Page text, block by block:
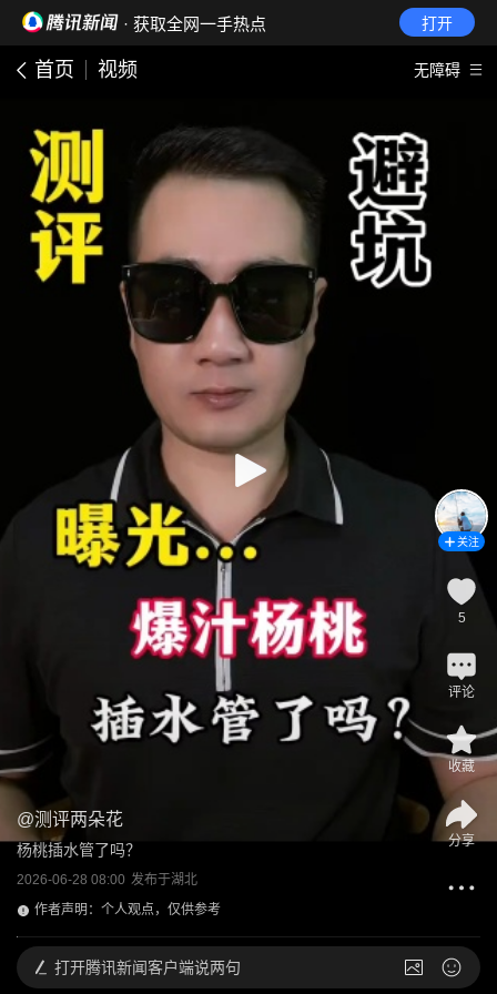
· 获取全网一手热点 打开
首页 视频 无障碍
@测评两朵花
杨桃插水管了吗？
2026-06-28 08:00 发布于湖北
作者声明：个人观点，仅供参考
关注
5
评论
收藏
分享
打开腾讯新闻客户端说两句